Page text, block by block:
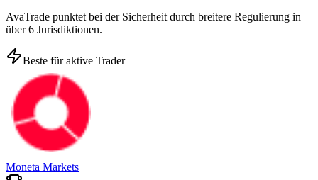
AvaTrade punktet bei der Sicherheit durch breitere Regulierung in
über 6 Jurisdiktionen.
Beste für aktive Trader
Moneta Markets